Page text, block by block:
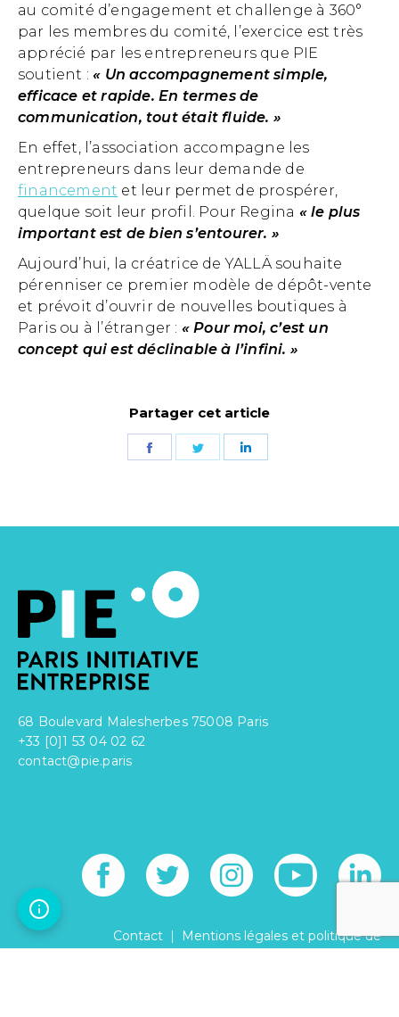
au comité d’engagement et challenge à 360°
par les membres du comité, l’exercice est très
apprécié par les entrepreneurs que PIE
soutient :« Un accompagnement simple,
efficace et rapide. En termes de
communication, tout était fluide. »
En effet, l’association accompagne les
entrepreneurs dans leur demande de
financement et leur permet de prospérer,
quelque soit leur profil. Pour Regina « le plus
important est de bien s’entourer. »
Aujourd’hui, la créatrice de YALLÄ souhaite
pérenniser ce premier modèle de dépôt-vente
et prévoit d’ouvrir de nouvelles boutiques à
Paris ou à l’étranger : « Pour moi, c’est un
concept qui est déclinable à l’infini. »
Partager cet article
PartagerPartager
68 Boulevard Malesherbes 75008 Paris
+33 [0]1 53 04 02 62
contact@pie.paris
Contact |
Mentions légales et politique de